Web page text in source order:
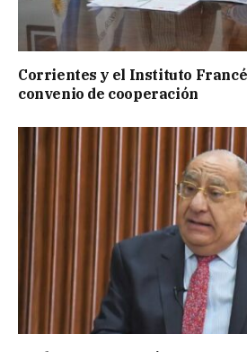
Corrientes y el Instituto
convenio de cooperación